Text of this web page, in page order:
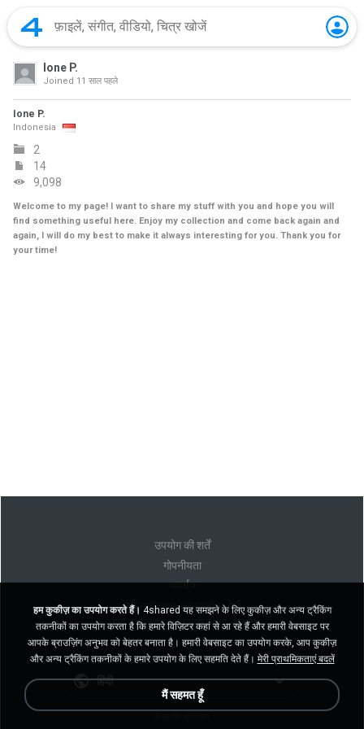
Ione P.
Joined 11 साल पहले
Ione P.
Indonesia
2
14
9,098
Welcome to my page! I want to share my stuff with you and hope you will
find something useful here. Enjoy my collection and come back again and
again, I will do my best to make it always interesting for you. Thank you for
your time!
उपयोग की शर्तें
गोपनीयता
समर्थन
मेरी व्यक्तिगत जानकारी न बेचें
मेरी व्यक्तिगत जानकारी साझा न करें
हिंदी
हम कुकीज़ का उपयोग करते हैं। 4shared यह समझने के लिए कुकीज़ और अन्य ट्रैकिंग
तकनीकों का उपयोग करता है कि हमारे विज़िटर कहां से आ रहे हैं और हमारी वेबसाइट पर
आपके ब्राउज़िंग अनुभव को बेहतर बनाता है। हमारी वेबसाइट का उपयोग करके, आप कुकीज़
और अन्य ट्रैकिंग तकनीकों के हमारे उपयोग के लिए सहमति देते हैं। मेरी प्राथमिकताएं बदलें
मैं सहमत हूँ